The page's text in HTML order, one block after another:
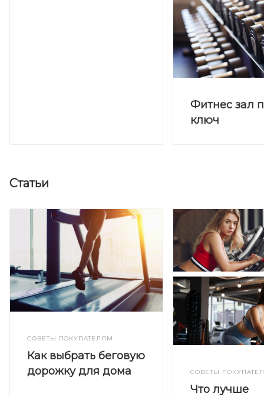
Фитнес зал
ключ
Статьи
СОВЕТЫ ПОКУПАТЕЛЯМ
Как выбрать беговую
дорожку для дома
СОВЕТЫ
Что лучше